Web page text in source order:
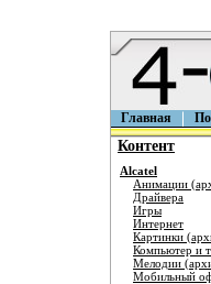
Главная
Контент
Alcatel
Анимации
Драйвера
Игры
Интернет
Картинки
Компьютер и
Мелодии
Мобильный